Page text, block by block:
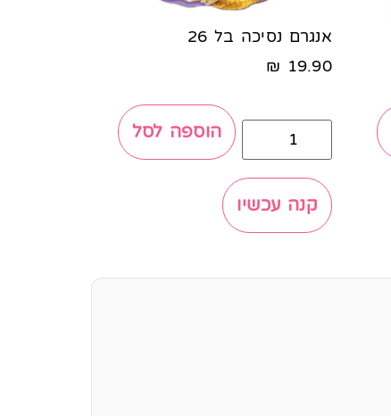
אנגרם נסיכה בל 26
19.90
₪
הוספה לסל
קנה עכשיו